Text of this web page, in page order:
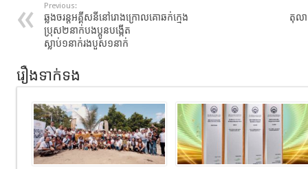
Previous:
ឆ្លងចរន្តអគ្គីសនីនៅរោងក្រោលគោឆក់ក្មេង
ប្រុស២នាក់បងប្អូនបង្កើត
ស្លាប់១នាក់រងបួស១នាក់
តុល
រឿងទាក់ទង